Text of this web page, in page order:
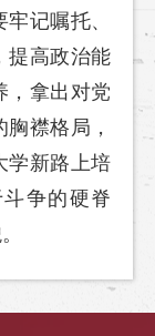
记嘱托、
提高政治能
，拿出对党
襟格局，
学新路上培
争的硬脊